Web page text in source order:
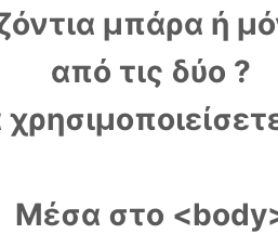
μπάρα ή
από τις δύο ?
Μέσα στο